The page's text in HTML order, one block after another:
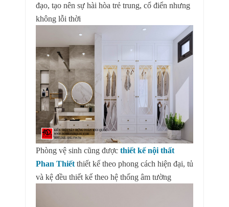
đạo, tạo nên sự hài hòa trẻ trung, cổ điển nhưng
không lỗi thời
Phòng vệ sinh cũng được thiết kế nội thất
Phan Thiết thiết kế theo phong cách hiện đại, tủ
và kệ đều thiết kế theo hệ thống âm tường